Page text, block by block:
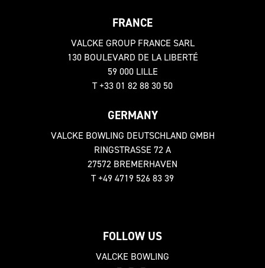
FRANCE
VALCKE GROUP FRANCE SARL
130 BOULEVARD DE LA LIBERTÉ
59 000 LILLE
T +33 01 82 88 30 50
GERMANY
VALCKE BOWLING DEUTSCHLAND GMBH
RINGSTRASSE 72 A
27572 BREMERHAVEN
T +49 4719 526 83 39
FOLLOW US
VALCKE BOWLING